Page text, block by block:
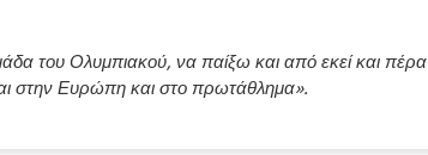
του Ολυμπιακού, να παίξω και από εκεί και πέρα
στην Ευρώπη και στο πρωτάθλημα».